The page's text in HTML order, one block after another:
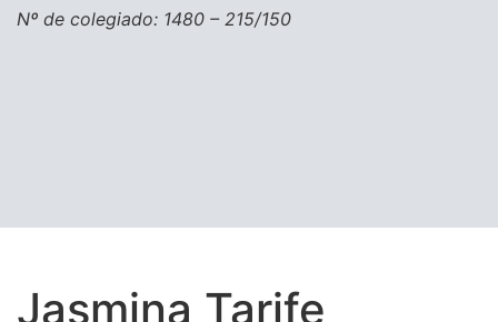
Nº de colegiado: 1480 – 215/150
Jasmina Tarife